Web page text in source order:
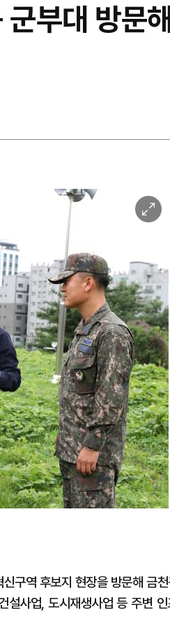
부대 방문
이
미
확
대
구역 후보지 현장을 방문해 금천
설사업, 도시재생사업 등 주변